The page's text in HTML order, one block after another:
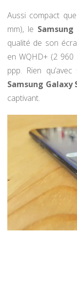
Aussi compact
mm), le
qualité de son
en WQHD+ (2
ppp. Rien
Samsung Galaxy
captivant.